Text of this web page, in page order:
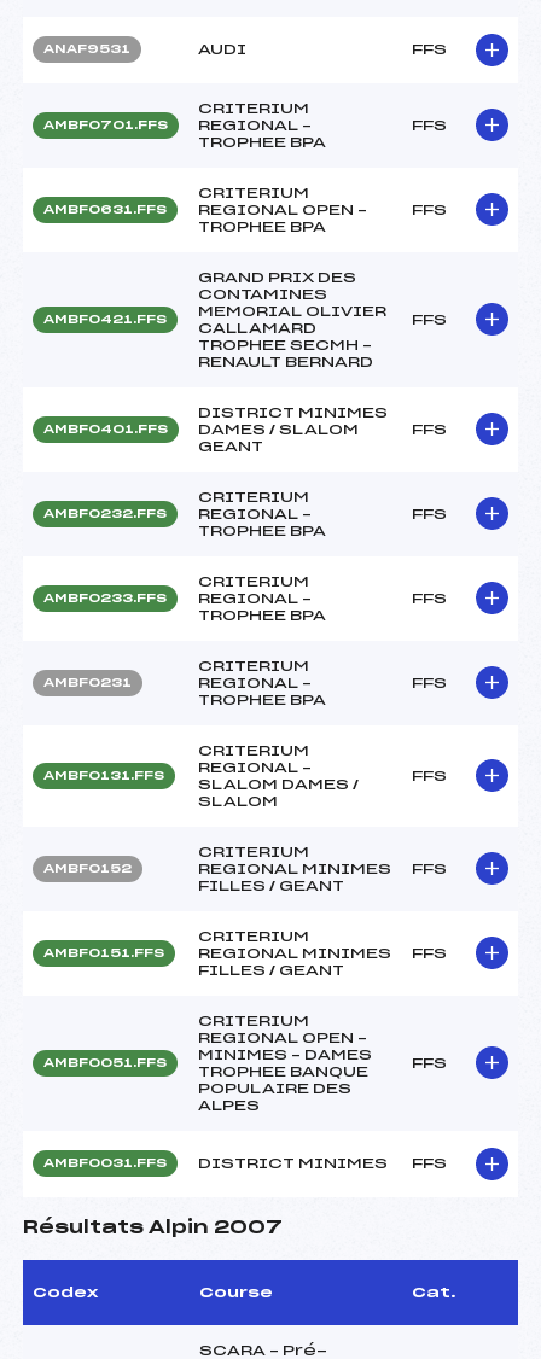
ANAF9531 AUDI FFS
AMBF0701.FFS
CRITERIUM
REGIONAL –
TROPHEE BPA
FFS
AMBF0631.FFS
CRITERIUM
REGIONAL OPEN –
TROPHEE BPA
FFS
AMBF0421.FFS
GRAND PRIX DES
CONTAMINES
MEMORIAL OLIVIER
CALLAMARD
TROPHEE SECMH –
RENAULT BERNARD
FFS
AMBF0401.FFS
DISTRICT MINIMES
DAMES / SLALOM
GEANT
FFS
AMBF0232.FFS
CRITERIUM
REGIONAL –
TROPHEE BPA
FFS
AMBF0233.FFS
CRITERIUM
REGIONAL –
TROPHEE BPA
FFS
AMBF0231
CRITERIUM
REGIONAL –
TROPHEE BPA
FFS
AMBF0131.FFS
CRITERIUM
REGIONAL –
SLALOM DAMES /
SLALOM
FFS
AMBF0152
CRITERIUM
REGIONAL MINIMES
FILLES / GEANT
FFS
AMBF0151.FFS
CRITERIUM
REGIONAL MINIMES
FILLES / GEANT
FFS
AMBF0051.FFS
CRITERIUM
REGIONAL OPEN –
MINIMES – DAMES
TROPHEE BANQUE
POPULAIRE DES
ALPES
FFS
AMBF0031.FFS DISTRICT MINIMES FFS
Résultats Alpin 2007
Codex Course Cat.
SCARA – Pré-